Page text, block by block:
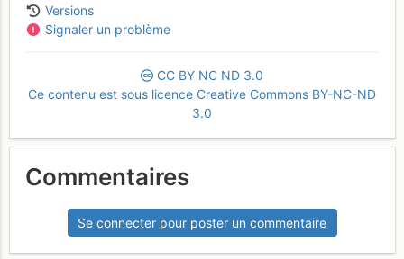
Versions
Signaler un problème
CC BY NC ND 3.0
Ce contenu est sous licence Creative Commons BY-NC-ND
3.0
Commentaires
Se connecter pour poster un commentaire